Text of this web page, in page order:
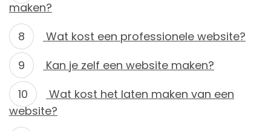
maken?
Wat kost een professionele website?
Kan je zelf een website maken?
Wat kost het laten maken van een
website?